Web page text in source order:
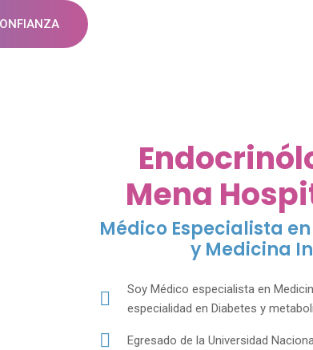
Mena
Médico Especialista
y Medicina
Soy Médico especialista en
especialidad en Diabetes y
Egresado de la Universidad